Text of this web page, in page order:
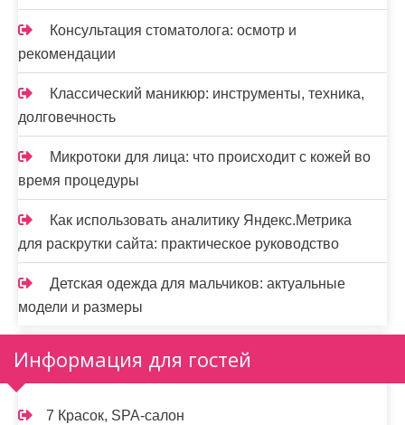
Консультация стоматолога: осмотр и
рекомендации
Классический маникюр: инструменты, техника,
долговечность
Микротоки для лица: что происходит с кожей во
время процедуры
Как использовать аналитику Яндекс.Метрика
для раскрутки сайта: практическое руководство
Детская одежда для мальчиков: актуальные
модели и размеры
Информация для гостей
7 Красок, SPA-салон